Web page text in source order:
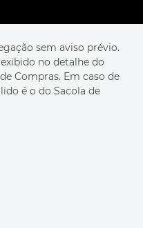
sem aviso prévio.
no detalhe do
Compras. Em caso de
é o do Sacola de